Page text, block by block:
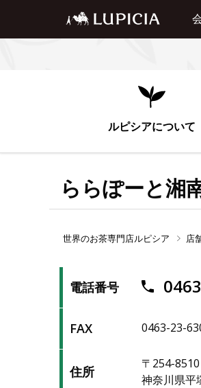
ルピシアについて
ららぽーと湘
世界のお茶専門店ルピシア 店
電話番号
FAX 0463-23-
住所
〒254-8510
神奈川県平